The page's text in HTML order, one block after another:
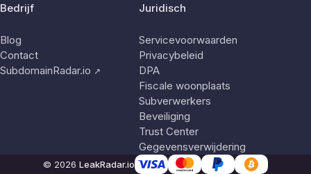
Bedrijf
Blog
Contact
SubdomainRadar.io ↗
Juridisch
Servicevoorwaarden
Privacybeleid
DPA
Fiscale woonplaats
Subverwerkers
Beveiliging
Trust Center
Gegevensverwijdering
© 2026 LeakRadar.io